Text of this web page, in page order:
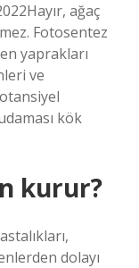
ağaç
Fotosentez
yaprakları
ve
kök
kurur?
dolayı